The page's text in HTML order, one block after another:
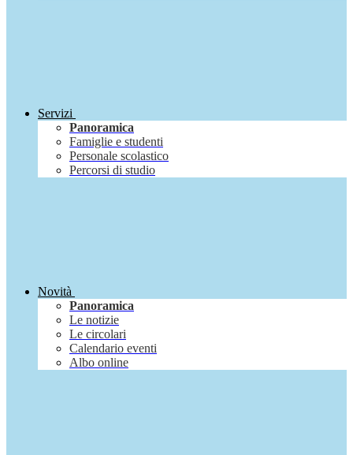
Servizi
Panoramica
Famiglie e studenti
Personale scolastico
Percorsi di studio
Novità
Panoramica
Le notizie
Le circolari
Calendario eventi
Albo online